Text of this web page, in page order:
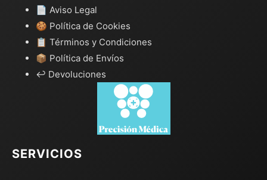
📄 Aviso Legal
🍪 Política de Cookies
📋 Términos y Condiciones
📦 Política de Envíos
↩️ Devoluciones
SERVICIOS